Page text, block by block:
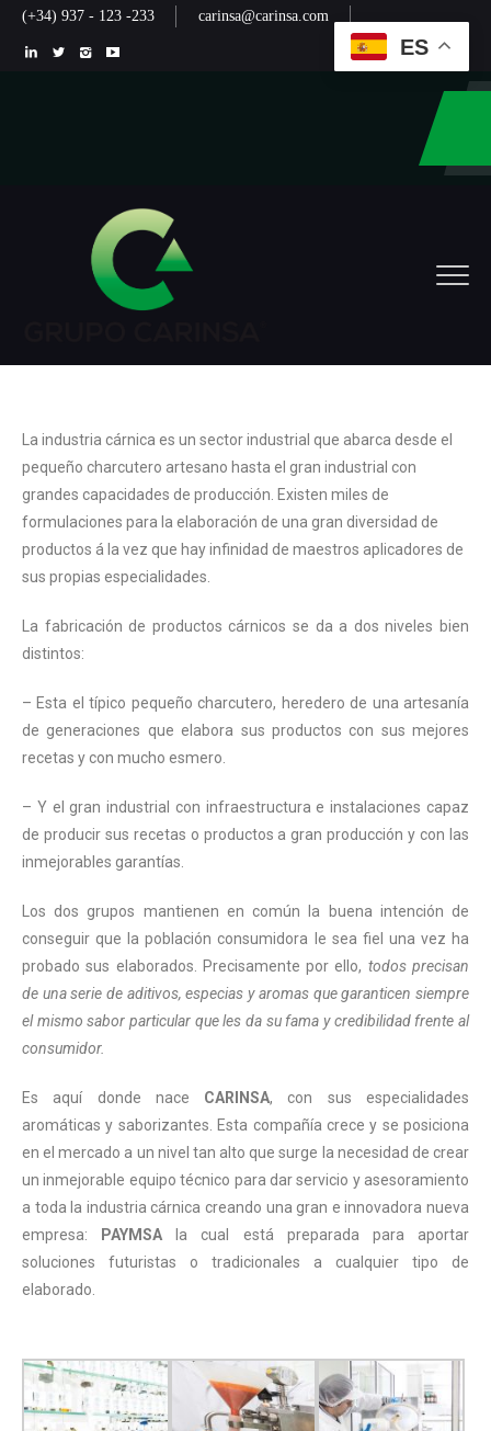
(+34) 937 - 123 -233 carinsa@carinsa.com
La industria cárnica es un sector industrial que abarca desde el
pequeño charcutero artesano hasta el gran industrial con
grandes capacidades de producción. Existen miles de
formulaciones para la elaboración de una gran diversidad de
productos á la vez que hay infinidad de maestros aplicadores de
sus propias especialidades.
La fabricación de productos cárnicos se da a dos niveles bien
distintos:
– Esta el típico pequeño charcutero, heredero de una artesanía
de generaciones que elabora sus productos con sus mejores
recetas y con mucho esmero.
– Y el gran industrial con infraestructura e instalaciones capaz
de producir sus recetas o productos a gran producción y con las
inmejorables garantías.
Los dos grupos mantienen en común la buena intención de
conseguir que la población consumidora le sea fiel una vez ha
probado sus elaborados. Precisamente por ello, todos precisan
de una serie de aditivos, especias y aromas que garanticen siempre
el mismo sabor particular que les da su fama y credibilidad frente al
consumidor.
Es aquí donde nace CARINSA, con sus especialidades
aromáticas y saborizantes. Esta compañía crece y se posiciona
en el mercado a un nivel tan alto que surge la necesidad de crear
un inmejorable equipo técnico para dar servicio y asesoramiento
a toda la industria cárnica creando una gran e innovadora nueva
empresa:
PAYMSA la cual está preparada para aportar
soluciones futuristas o tradicionales a cualquier tipo de
elaborado.
ES